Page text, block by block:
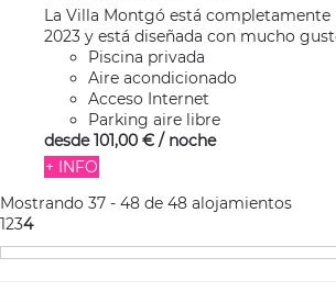
La Villa Montgó está completamente
2023 y está diseñada con mucho
Piscina privada
Aire acondicionado
Acceso Internet
Parking aire libre
desde 101,00 € / noche
+ INFO
Mostrando 37 - 48 de 48 alojamientos
1234